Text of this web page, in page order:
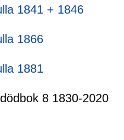
1841 + 1846
1866
1881
8 1830-2020